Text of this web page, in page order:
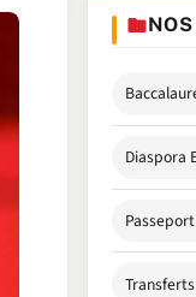
Diaspora